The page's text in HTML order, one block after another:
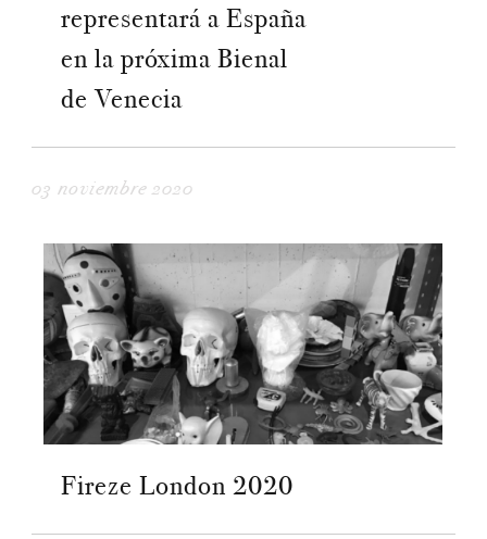
representará a España
en la próxima Bienal
de Venecia
03 noviembre 2020
Fireze London 2020